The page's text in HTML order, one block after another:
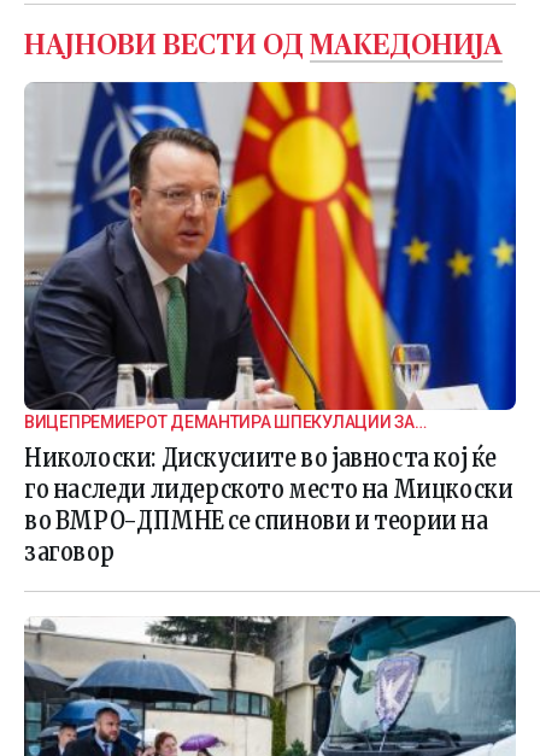
НАЈНОВИ ВЕСТИ ОД МАКЕДОНИЈА
ВИЦЕПРЕМИЕРОТ ДЕМАНТИРА ШПЕКУЛАЦИИ ЗА
ВНАТРЕПАРТИСКИ ПОДЕЛБИ
Николоски: Дискусиите во јавноста кој ќе
го наследи лидерското место на Мицкоски
во ВМРО-ДПМНЕ се спинови и теории на
заговор